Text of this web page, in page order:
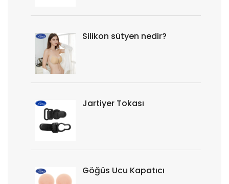
Silikon sütyen nedir?
Jartiyer Tokası
Göğüs Ucu Kapatıcı